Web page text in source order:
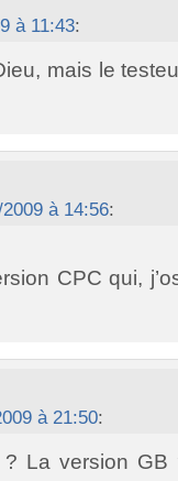
à 11:43:
mais le
à 14:56:
CPC qui,
à 21:50:
La version GB